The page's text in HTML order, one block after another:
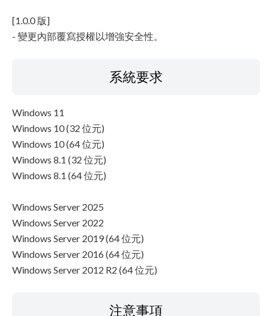
[1.0.0 版]
- 變更內部覆寫授權以增強安全性。
系統要求
Windows 11
Windows 10 (32 位元)
Windows 10 (64 位元)
Windows 8.1 (32 位元)
Windows 8.1 (64 位元)
Windows Server 2025
Windows Server 2022
Windows Server 2019 (64 位元)
Windows Server 2016 (64 位元)
Windows Server 2012 R2 (64 位元)
注意事項